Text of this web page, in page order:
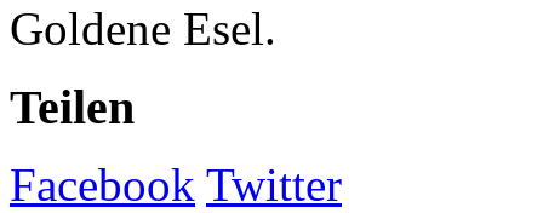
Goldene Esel.
Teilen
Facebook Twitter